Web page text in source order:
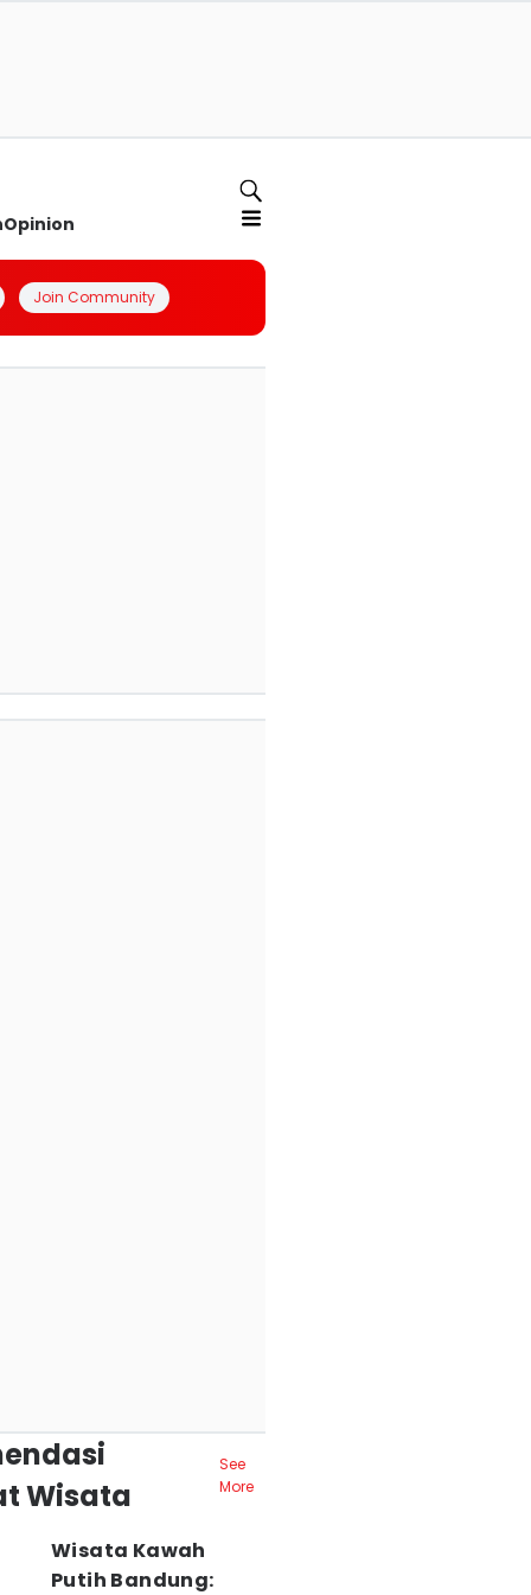
Opinion
Join Community
Wisata
See
More
Wisata Kawah
Putih Bandung: